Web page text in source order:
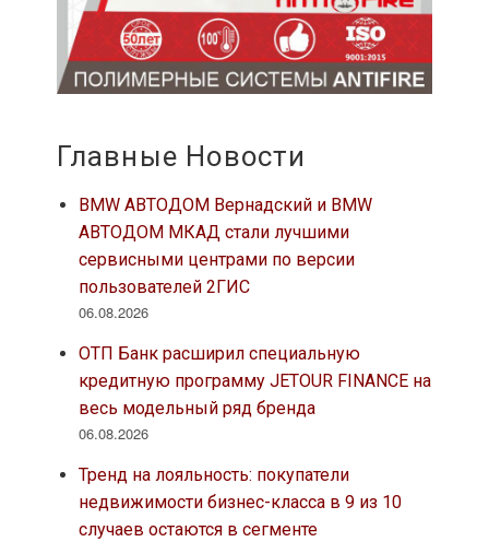
Главные Новости
BMW АВТОДОМ Вернадский и BMW
АВТОДОМ МКАД стали лучшими
сервисными центрами по версии
пользователей 2ГИС
06.08.2026
ОТП Банк расширил специальную
кредитную программу JETOUR FINANCE на
весь модельный ряд бренда
06.08.2026
Тренд на лояльность: покупатели
недвижимости бизнес-класса в 9 из 10
случаев остаются в сегменте